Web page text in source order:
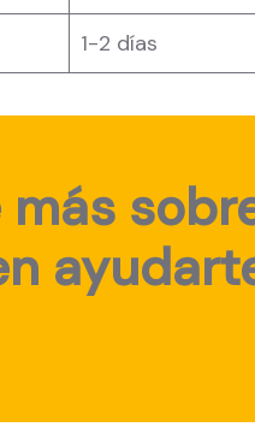
1-2 días
más